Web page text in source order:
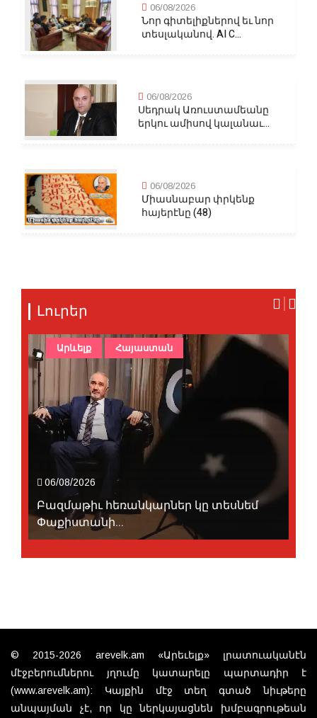
06/08/2026
Նոր գիտելիքներով եւ նոր
տեսլականով. AI C...
06/08/2026
Սեդրակ Առուստամեանը
երկու ամիսով կալանաւ...
06/08/2026
Միասնաբար փրկենք
հայերէնը (48)
Լուրեր
06/08/2026
Բազմաթիւ հեռանկարներ կը տեսնեմ
Փաքիստանի...
Արևելք Հայաստան
© 2015-2026 arevelk.am «Արեւելք» լրատուականէն
մէջբերումներու յղումը կատարելը պարտադիր է
(www.arevelk.am): Կայքին մէջ տեղ գտած նիւթերը
անպայման չէ, որ կը ներկայացնեն խմբագրութեան